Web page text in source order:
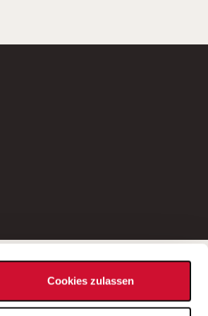
Cookies zulassen